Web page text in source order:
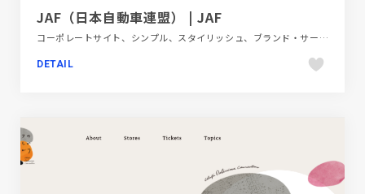
JAF（日本自動車連盟） | JAF
コーポレートサイト、シンプル、スタイリッシュ、ブランド・サービスサイト、ブルー系、自動車・乗り物・交通
DETAIL